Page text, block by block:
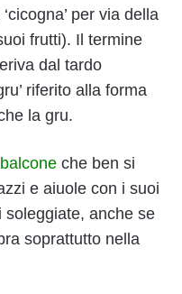
per via della
frutti). Il termine
dal tardo
riferito alla forma
la gru.
che ben si
e aiuole con i suoi
soleggiate, anche se
soprattutto nella